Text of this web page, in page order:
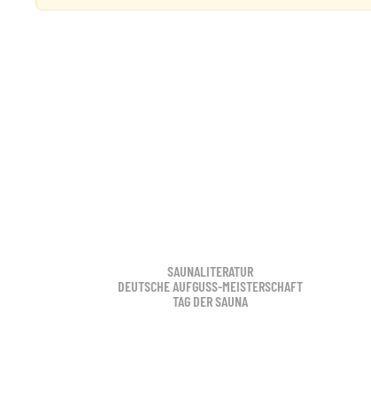
SAUNALITERATUR
DEUTSCHE AUFGUSS-MEISTERSCHAFT
TAG DER SAUNA